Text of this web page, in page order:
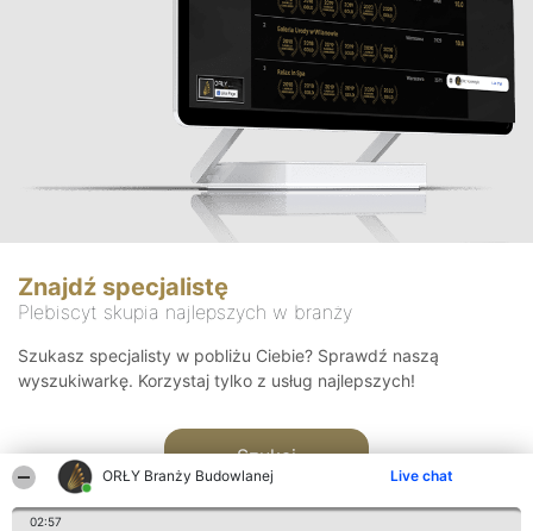
ORŁY Branży Budowlanej Live chat
02:57
Znajdź specjalistę
Plebiscyt skupia najlepszych w branży
Szukasz specjalisty w pobliżu Ciebie? Sprawdź naszą
wyszukiwarkę. Korzystaj tylko z usług najlepszych!
Szukaj